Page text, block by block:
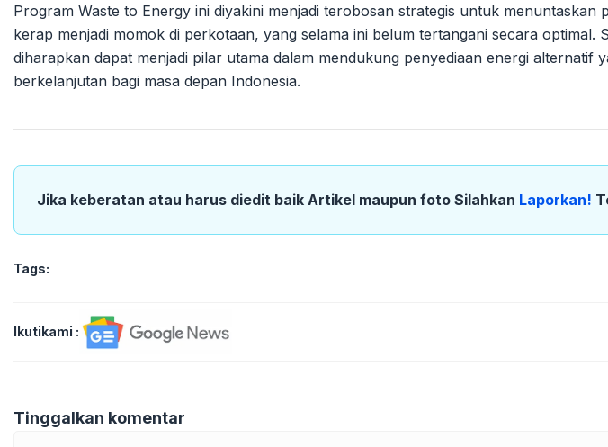
Program Waste to Energy ini diyakini menjadi terobosan strategis untuk menuntaskan
kerap menjadi momok di perkotaan, yang selama ini belum tertangani secara optimal.
diharapkan dapat menjadi pilar utama dalam mendukung penyediaan energi alternatif
berkelanjutan bagi masa depan Indonesia.
Jika keberatan atau harus diedit baik Artikel maupun foto Silahkan Laporkan!
Tags:
Ikutikami :
Tinggalkan komentar